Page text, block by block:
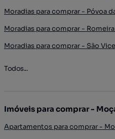
Moradias para comprar - Póvoa
Moradias para comprar - Romeira
Moradias para comprar - São
Todos...
Imóveis para comprar -
Apartamentos para comprar -